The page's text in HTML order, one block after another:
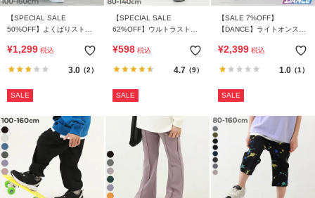
【SPECIAL SALE
50%OFF】よくばりストレ
ト パンツ
¥1,299 税込
3.0（2）
SALE
【SPECIAL SALE
62%OFF】ウルトラストレ
ッチ)
¥598 税込
4.7 （9）
SALE
【SALE 7%OFF】
【DANCE】ライトオンスデ
¥2,399 税込
1.0（1）
SALE